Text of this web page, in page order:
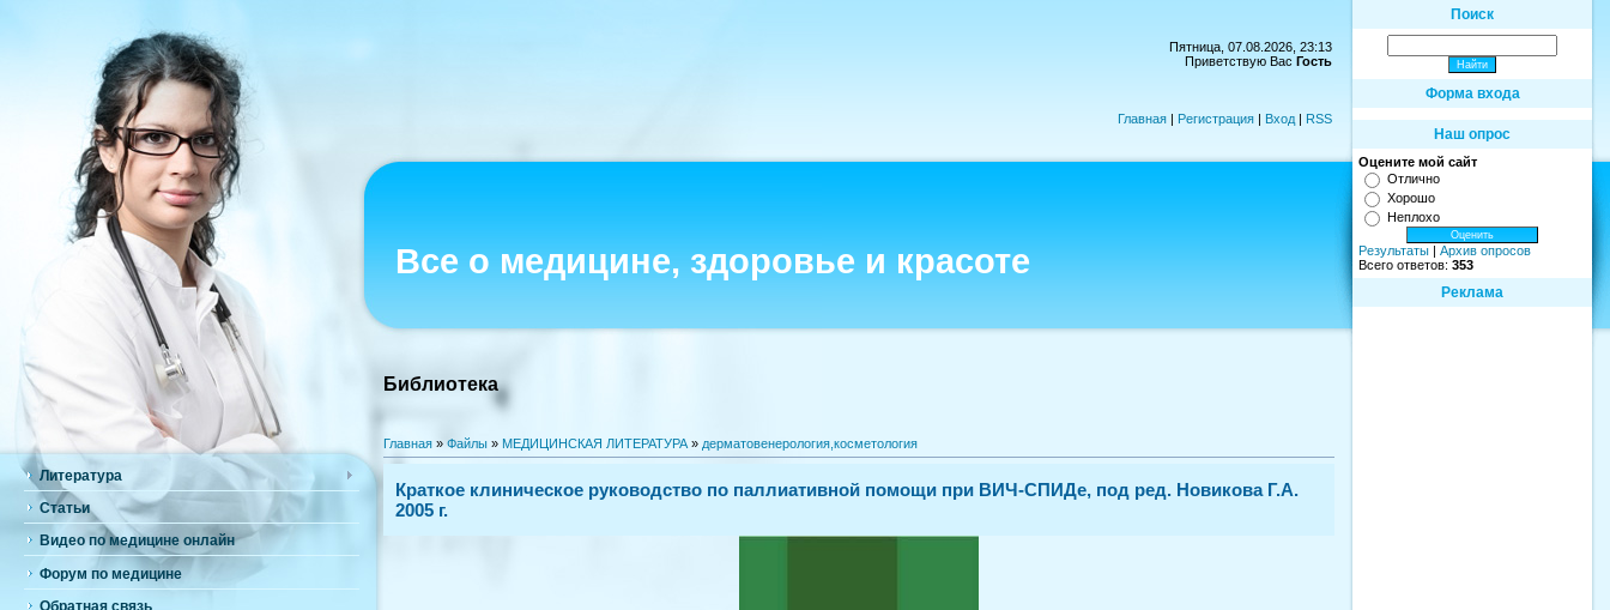
Литература
Статьи
Видео по медицине онлайн
Форум по медицине
Обратная связь
Пятница, 07.08.2026, 23:13
Приветствую Вас Гость
Главная | Регистрация | Вход | RSS
Все о медицине, здоровье и красоте
Библиотека
Главная » Файлы » МЕДИЦИНСКАЯ ЛИТЕРАТУРА » дерматовенерология,косметология
Краткое клиническое руководство по паллиативной помощи при ВИЧ-СПИДе, под ред. Новикова Г.А.
2005 г.
Поиск
Форма входа
Наш опрос
Оцените мой сайт
Отлично
Хорошо
Неплохо
Результаты | Архив опросов
Всего ответов: 353
Реклама